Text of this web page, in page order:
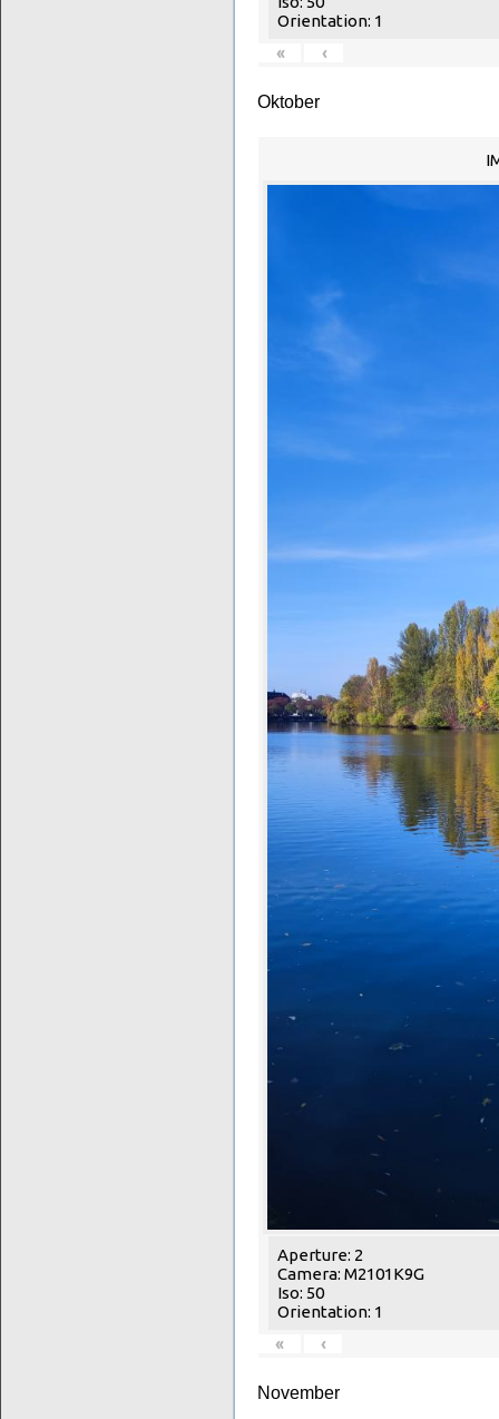
Orientation: 1
«
‹
Oktober
Aperture: 2
Camera: M2101K9G
Iso: 50
Orientation: 1
«
‹
November